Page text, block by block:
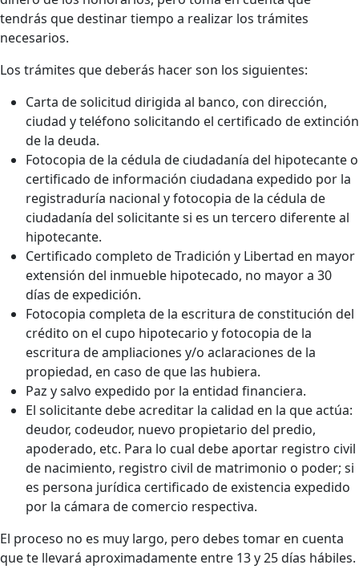
tendrás que destinar tiempo a realizar los trámites
necesarios.
Los trámites que deberás hacer son los siguientes:
Carta de solicitud dirigida al banco, con dirección,
ciudad y teléfono solicitando el certificado de extinción
de la deuda.
Fotocopia de la cédula de ciudadanía del hipotecante o
certificado de información ciudadana expedido por la
registraduría nacional y fotocopia de la cédula de
ciudadanía del solicitante si es un tercero diferente al
hipotecante.
Certificado completo de Tradición y Libertad en mayor
extensión del inmueble hipotecado, no mayor a 30
días de expedición.
Fotocopia completa de la escritura de constitución del
crédito on el cupo hipotecario y fotocopia de la
escritura de ampliaciones y/o aclaraciones de la
propiedad, en caso de que las hubiera.
Paz y salvo expedido por la entidad financiera.
El solicitante debe acreditar la calidad en la que actúa:
deudor, codeudor, nuevo propietario del predio,
apoderado, etc. Para lo cual debe aportar registro civil
de nacimiento, registro civil de matrimonio o poder; si
es persona jurídica certificado de existencia expedido
por la cámara de comercio respectiva.
El proceso no es muy largo, pero debes tomar en cuenta
que te llevará aproximadamente entre 13 y 25 días hábiles.